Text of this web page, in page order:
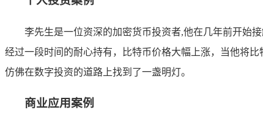
李先生是一位资深的加密货币投资者,他在几年前开始
经过一段时间的耐心持有，比特币价格大幅上涨，当他将
仿佛在数字投资的道路上找到了一盏明灯。
商业应用案例